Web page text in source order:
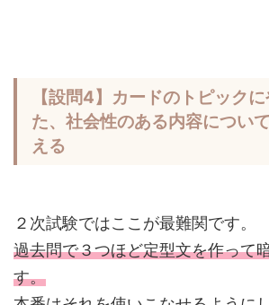
【設問4】カードのトピック
た、社会性のある内容につい
える
２次試験ではここが最難関です。
過去問で３つほど定型文を作って
す。